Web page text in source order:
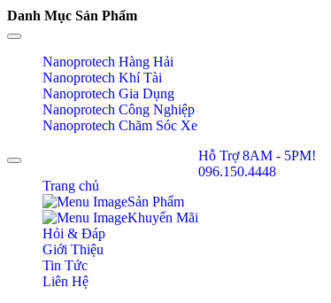
Danh Mục Sản Phẩm
Toggle navigation
Nanoprotech Hàng Hải
Nanoprotech Khí Tài
Nanoprotech Gia Dụng
Nanoprotech Công Nghiệp
Nanoprotech Chăm Sóc Xe
Toggle navigation
Trang chủ
Sản Phẩm
Khuyến Mãi
Hỏi & Đáp
Giới Thiệu
Tin Tức
Liên Hệ
Hỗ Trợ 8AM - 5PM!
096.150.4448